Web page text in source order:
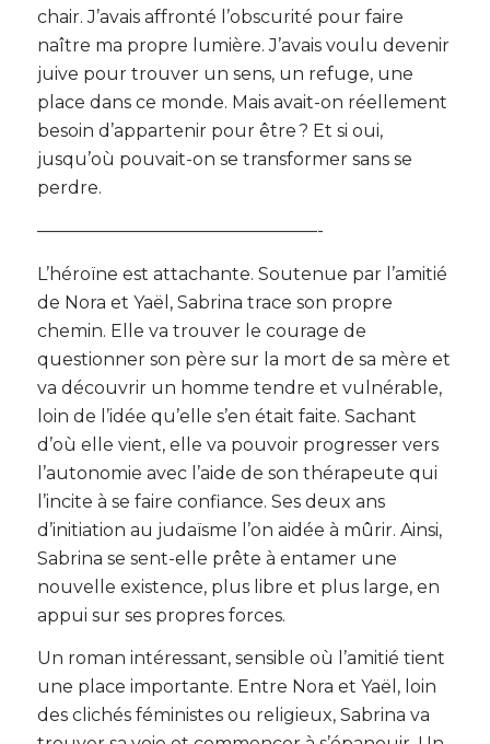
chair. J’avais affronté l’obscurité pour faire
naître ma propre lumière. J’avais voulu devenir
juive pour trouver un sens, un refuge, une
place dans ce monde. Mais avait-on réellement
besoin d’appartenir pour être ? Et si oui,
jusqu’où pouvait-on se transformer sans se
perdre.
————————————————-
L’héroïne est attachante. Soutenue par l’amitié
de Nora et Yaël, Sabrina trace son propre
chemin. Elle va trouver le courage de
questionner son père sur la mort de sa mère et
va découvrir un homme tendre et vulnérable,
loin de l’idée qu’elle s’en était faite. Sachant
d’où elle vient, elle va pouvoir progresser vers
l’autonomie avec l’aide de son thérapeute qui
l’incite à se faire confiance. Ses deux ans
d’initiation au judaïsme l’on aidée à mûrir. Ainsi,
Sabrina se sent-elle prête à entamer une
nouvelle existence, plus libre et plus large, en
appui sur ses propres forces.
Un roman intéressant, sensible où l’amitié tient
une place importante. Entre Nora et Yaël, loin
des clichés féministes ou religieux, Sabrina va